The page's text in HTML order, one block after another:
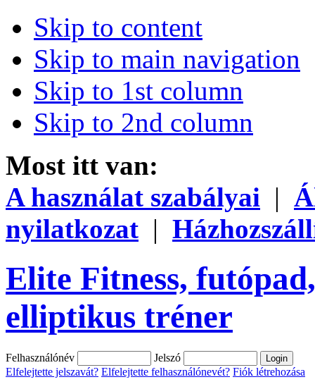
Skip to content
Skip to main navigation
Skip to 1st column
Skip to 2nd column
Most itt van:
A használat szabályai |
nyilatkozat |
Elite Fitness,
elliptikus tréner
Felhasználónév
Jelszó
Elfelejtette jelszavát? Elfelejtette felhasználónevét? Fiók létrehozása